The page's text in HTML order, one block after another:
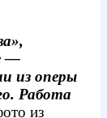
—
из оперы
Работа
из